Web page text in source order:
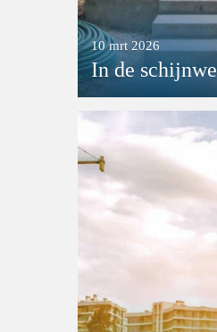
In de
10 mrt 2026